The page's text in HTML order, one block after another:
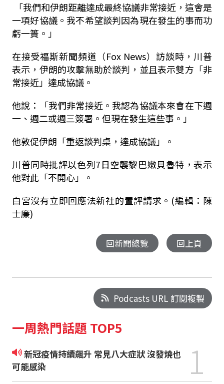
「我們和伊朗距離達成最終協議非常接近，這會是
一項好協議。我不希望談判因為現在發生的事而功
虧一簣。」
在接受福斯新聞頻道（Fox News）訪談時，川普
表示，伊朗的攻擊無助於談判，並且表示雙方「非
常接近」達成協議。
他說：「我們非常接近。我認為協議本來會在下週
一、週二或週三簽署。但現在發生這些事。」
他敦促伊朗「重返談判桌，達成協議」。
川普同時批評以色列7日空襲黎巴嫩貝魯特，表示
他對此「不開心」。
白宮沒有立即回應法新社的置評請求。(編輯：陳
士廉)
回新聞總覽 回上頁
Podcasts URL 訂閱複製
一周熱門話題 TOP5
新冠疫情持續飆升 常見八大症狀 沒發燒也
可能感染
1